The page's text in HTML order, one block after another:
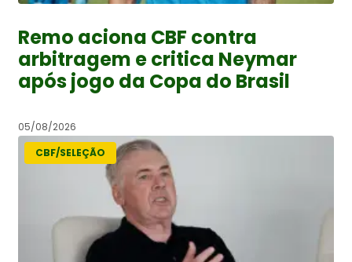
Remo aciona CBF contra
arbitragem e critica Neymar
após jogo da Copa do Brasil
05/08/2026
CBF/SELEÇÃO